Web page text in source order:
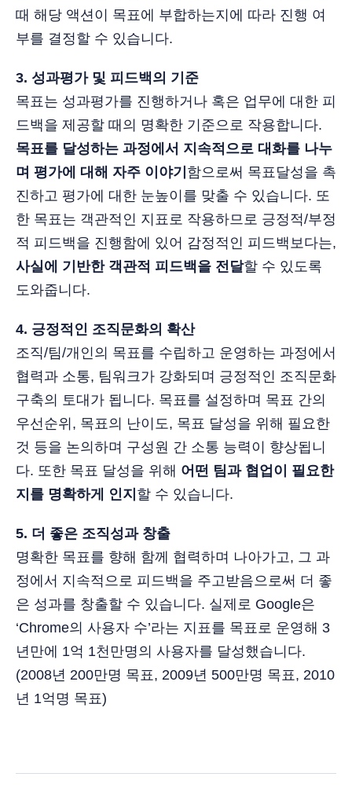
때 해당 액션이 목표에 부합하는지에 따라 진행 여
부를 결정할 수 있습니다.
3. 성과평가 및 피드백의 기준
목표는 성과평가를 진행하거나 혹은 업무에 대한 피
드백을 제공할 때의 명확한 기준으로 작용합니다.
목표를 달성하는 과정에서 지속적으로 대화를 나누
며 평가에 대해 자주 이야기 함으로써 목표달성을 촉
진하고 평가에 대한 눈높이를 맞출 수 있습니다. 또
한 목표는 객관적인 지표로 작용하므로 긍정적/부정
적 피드백을 진행함에 있어 감정적인 피드백보다는,
사실에 기반한 객관적 피드백을 전달할 수 있도록
도와줍니다.
4. 긍정적인 조직문화의 확산
조직/팀/개인의 목표를 수립하고 운영하는 과정에서
협력과 소통, 팀워크가 강화되며 긍정적인 조직문화
구축의 토대가 됩니다. 목표를 설정하며 목표 간의
우선순위, 목표의 난이도, 목표 달성을 위해 필요한
것 등을 논의하며 구성원 간 소통 능력이 향상됩니
다. 또한 목표 달성을 위해 어떤 팀과 협업이 필요한
지를 명확하게 인지 할 수 있습니다.
5. 더 좋은 조직성과 창출
명확한 목표를 향해 함께 협력하며 나아가고, 그 과
정에서 지속적으로 피드백을 주고받음으로써 더 좋
은 성과를 창출할 수 있습니다. 실제로 Google은
‘Chrome의 사용자 수’라는 지표를 목표로 운영해 3
년만에 1억 1천만명의 사용자를 달성했습니다.
(2008년 200만명 목표, 2009년 500만명 목표, 2010
년 1억명 목표)